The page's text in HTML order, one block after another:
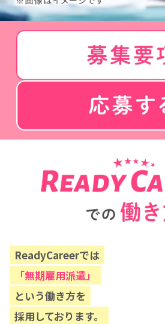
ReadyCareerでは
「無期雇用派遣」
という働き方を
採用しております。